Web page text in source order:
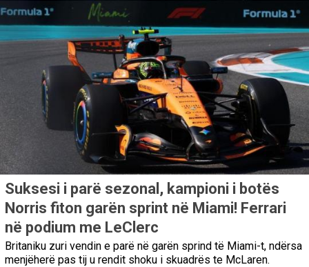
Suksesi i parë sezonal, kampioni i botës
Norris fiton garën sprint në Miami! Ferrari
në podium me LeClerc
Britaniku zuri vendin e parë në garën sprind të Miami-t, ndërsa
menjëherë pas tij u rendit shoku i skuadrës te McLaren.